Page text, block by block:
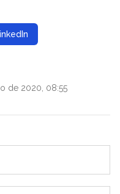
de 2020, 08:55